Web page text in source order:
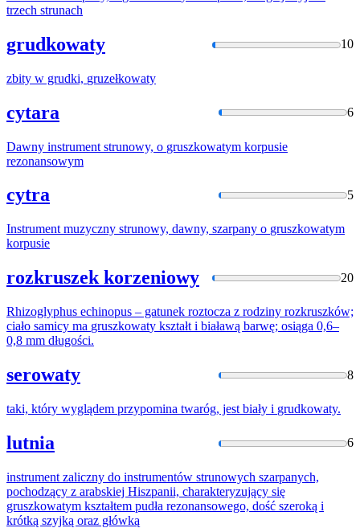
trzech strunach
grudkowaty 10
zbity w grudki, gruzełkowaty
cytara 6
Dawny instrument strunowy, o gruszkowatym korpusie
rezonansowym
cytra 5
Instrument muzyczny strunowy, dawny, szarpany o gruszkowatym
korpusie
rozkruszek korzeniowy 20
Rhizoglyphus echinopus – gatunek roztocza z rodziny rozkruszków;
ciało samicy ma gruszkowaty kształt i białawą barwę; osiąga 0,6–
0,8 mm długości.
serowaty 8
taki, który wyglądem przypomina twaróg, jest biały i grudkowaty.
lutnia 6
instrument zaliczny do instrumentów strunowych szarpanych,
pochodzący z arabskiej Hiszpanii, charakteryzujący się
gruszkowatym kształtem pudła rezonansowego, dość szeroką i
krótką szyjką oraz główką